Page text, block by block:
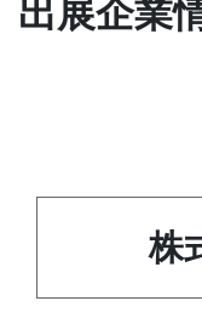
出展企業
株